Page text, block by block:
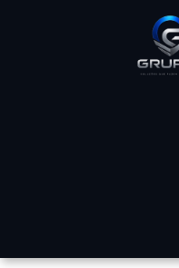
Portaria
do porteiro
Garantindo